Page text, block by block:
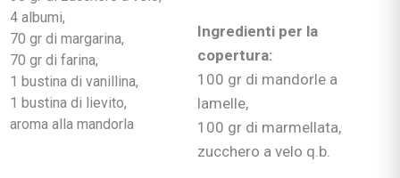
4 albumi,
70 gr di margarina,
70 gr di farina,
1 bustina di vanillina,
1 bustina di lievito,
aroma alla mandorla
Ingredienti per la
copertura:
100 gr di mandorle a
lamelle,
100 gr di marmellata,
zucchero a velo q.b.